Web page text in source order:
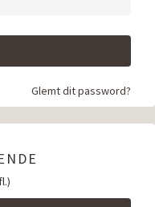
Glemt dit password?